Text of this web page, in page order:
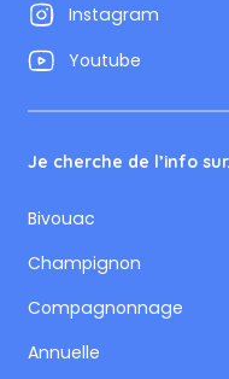
Instagram
Youtube
Je cherche de l’info
Bivouac
Champignon
Compagnonnage
Annuelle